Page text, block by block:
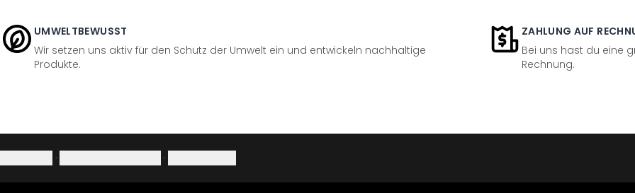
UMWELTBEWUSST
Wir setzen uns aktiv für den Schutz der Umwelt ein und entwickeln nachhaltige
Produkte.
ZAHLUNG AUF
Bei uns hast du eine
Rechnung.
· ·